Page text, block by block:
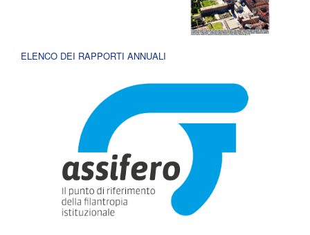
ELENCO DEI RAPPORTI ANNUALI